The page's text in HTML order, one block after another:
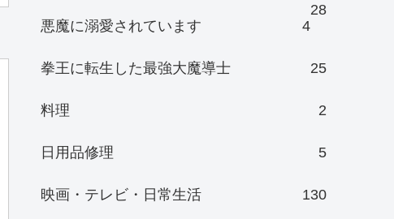
28
悪魔に溺愛されています
4
拳王に転生した最強大魔導士 25
料理 2
日用品修理 5
映画・テレビ・日常生活 130